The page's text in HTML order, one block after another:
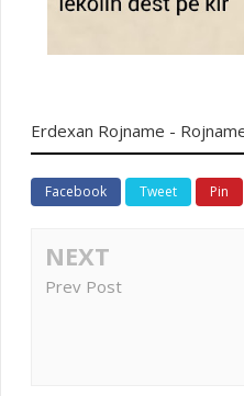
Erdexan Rojname -
Facebook Tweet Pin
NEXT
Prev Post